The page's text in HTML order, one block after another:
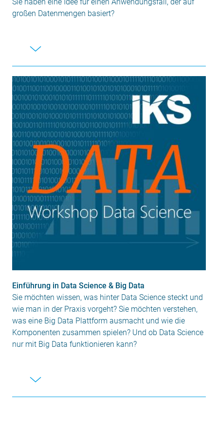
großen Datenmengen basiert?
Einführung in Data Science & Big Data
Sie möchten wissen, was hinter Data Science steckt und
wie man in der Praxis vorgeht? Sie möchten verstehen,
was eine Big Data Plattform ausmacht und wie die
Komponenten zusammen spielen? Und ob Data Science
nur mit Big Data funktionieren kann?